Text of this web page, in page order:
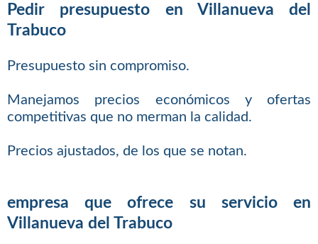
Pedir presupuesto en Villanueva del
Trabuco
Presupuesto sin compromiso.
Manejamos precios económicos y ofertas
competitivas que no merman la calidad.
Precios ajustados, de los que se notan.
empresa que ofrece su servicio en
Villanueva del Trabuco